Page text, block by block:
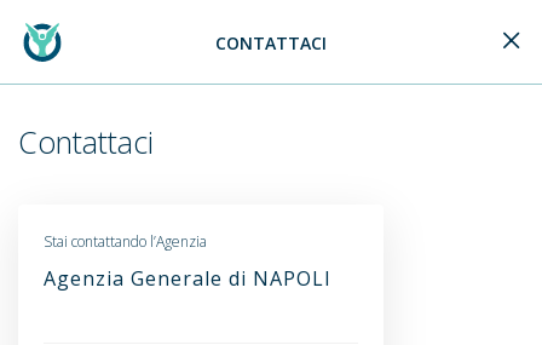
Generali Logo CONTATTACI
Contattaci
Stai contattando l’Agenzia
Agenzia Generale di NAPOLI